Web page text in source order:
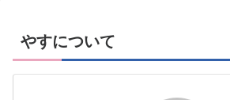
やすについて